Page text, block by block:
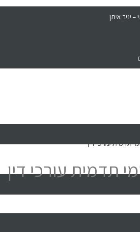
יניב איתן
תדמית עורכי דין
תדמית עורכי דין